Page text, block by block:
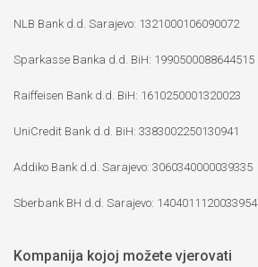
NLB Bank d.d. Sarajevo: 1321000106090072
Sparkasse Banka d.d. BiH: 1990500088644515
Raiffeisen Bank d.d. BiH: 1610250001320023
UniCredit Bank d.d. BiH: 3383002250130941
Addiko Bank d.d. Sarajevo: 3060340000039335
Sberbank BH d.d. Sarajevo: 1404011120033954
Kompanija kojoj možete vjerovati